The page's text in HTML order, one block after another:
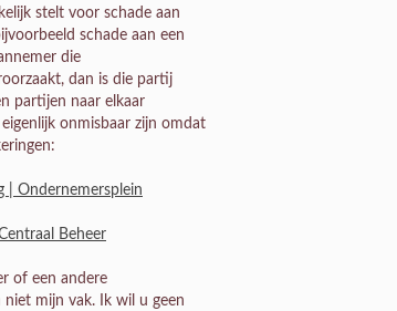
stelt voor schade aan
schade aan een
die
dan is die partij
partijen naar elkaar
onmisbaar zijn omdat
| Ondernemersplein
Beheer
of een andere
niet mijn vak. Ik wil u geen